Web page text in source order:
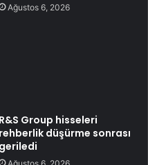
Ağustos 6, 2026
R&S Group hisseleri
rehberlik düşürme sonrası
geriledi